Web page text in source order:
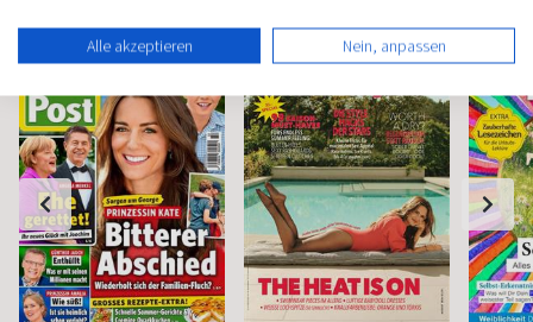
Alle akzeptieren Nein, anpassen